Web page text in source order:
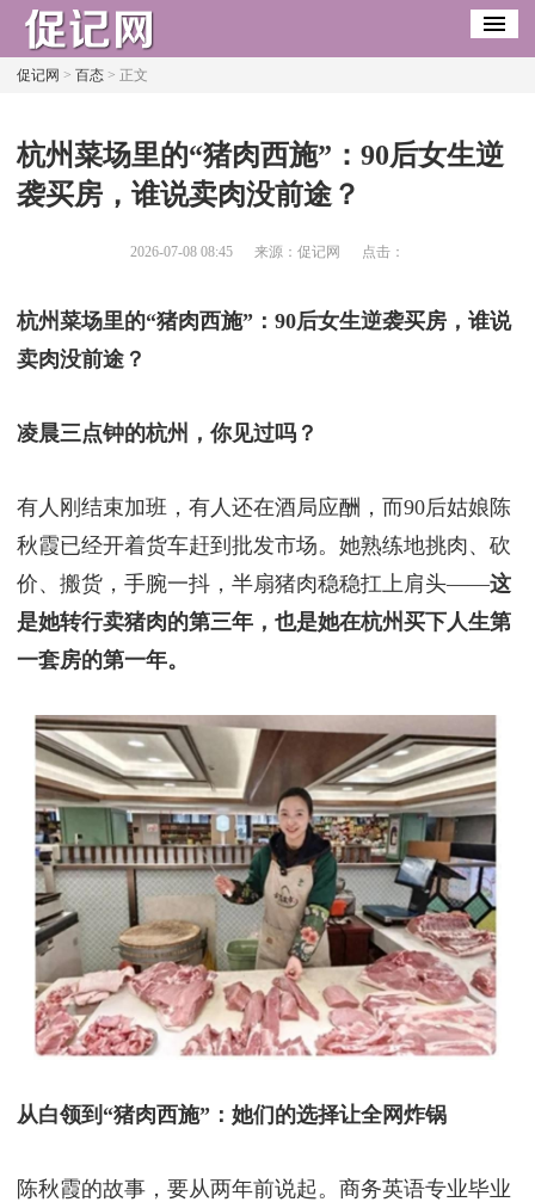
促记网 > 百态> 正文
​杭州菜场里的“猪肉西施”：90后女生逆
袭买房，谁说卖肉没前途？
2026-07-08 08:45 来源：促记网 点击：
杭州菜场里的“猪肉西施”：90后女生逆袭买房，谁说
卖肉没前途？
凌晨三点钟的杭州，你见过吗？
有人刚结束加班，有人还在酒局应酬，而90后姑娘陈
秋霞已经开着货车赶到批发市场。她熟练地挑肉、砍
价、搬货，手腕一抖，半扇猪肉稳稳扛上肩头——这
是她转行卖猪肉的第三年，也是她在杭州买下人生第
一套房的第一年。
从白领到“猪肉西施”：她们的选择让全网炸锅
陈秋霞的故事，要从两年前说起。商务英语专业毕业